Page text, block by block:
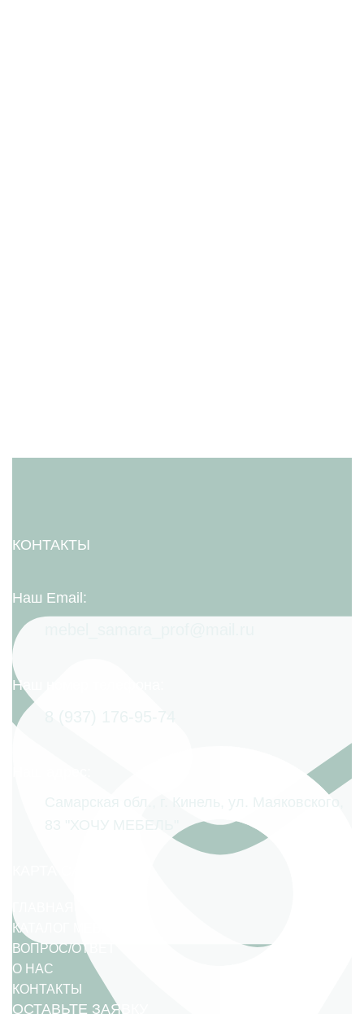
КОНТАКТЫ
Наш Email:
Наш номер телефона:
КАТАЛОГ МЕБЕЛИ
ВОПРОС/ОТВЕТ
О НАС
КОНТАКТЫ
ОСТАВЬТЕ ЗАЯВКУ